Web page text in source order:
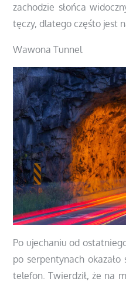
zachodzie słońca
tęczy, dlatego częśto jest
Wawona Tunnel
Po ujechaniu od
po serpentynach okazało
telefon. Twierdził, że na